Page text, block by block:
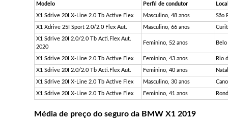
Modelo Perfil de condutor
X1 Sdrive 20I X-Line 2.0 Tb Active Flex Masculino, 48 anos São
X1 Xdrive 25I Sport 2.0/2.0 Flex Aut. Masculino, 66 anos
X1 Sdrive 20I 2.0/2.0 Tb Acti.Flex Aut.
2020
Feminino, 52 anos
X1 Sdrive 20I X-Line 2.0 Tb Active Flex Feminino, 43 anos Rio
X1 Sdrive 20I 2.0/2.0 Tb Acti.Flex Aut. Feminino, 40 anos
X1 Sdrive 20I X-Line 2.0 Tb Active Flex Masculino, 30 anos
X1 Sdrive 20I X-Line 2.0 Tb Active Flex Feminino, 41 anos
Média de preço do seguro da BMW X1 2019